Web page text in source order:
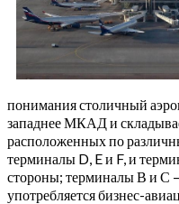
понимания столичный
западнее МКАД и
расположенных по
терминалы D, E и F, и
стороны; терминалы В и С
употребляется бизнес-